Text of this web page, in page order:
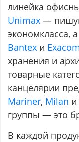
линейка
Unimax —
экономкласса,
Bantex и
хранения и
товарные
канцелярии
Mariner, Milan и
группы — это
В каждой